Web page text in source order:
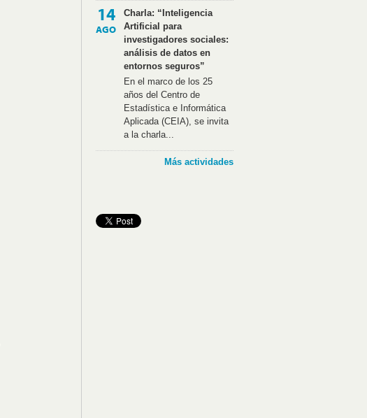
14
AGO
Charla: “Inteligencia
Artificial para
investigadores sociales:
análisis de datos en
entornos seguros”
En el marco de los 25
años del Centro de
Estadística e Informática
Aplicada (CEIA), se invita
a la charla...
Más actividades